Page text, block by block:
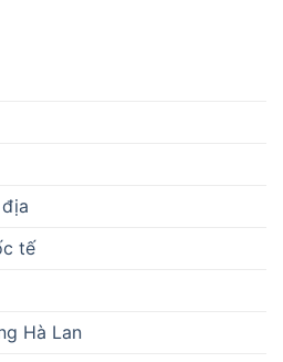
tế
Hà Lan